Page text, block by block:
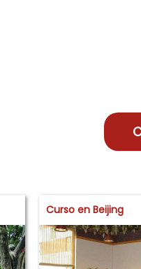
Curso en Beijing